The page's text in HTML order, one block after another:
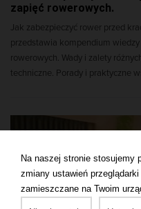
zapięć rowerowych.
Jak zabezpieczyć rower przed
przedstawia kompendium
rowerowych. Wady i zalety
techniczne. Porady i praktyczne
Na naszej stronie stosujemy
zmiany ustawień
zamieszczane na Twoim